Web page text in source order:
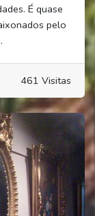
É quase
pelo
461 Visitas